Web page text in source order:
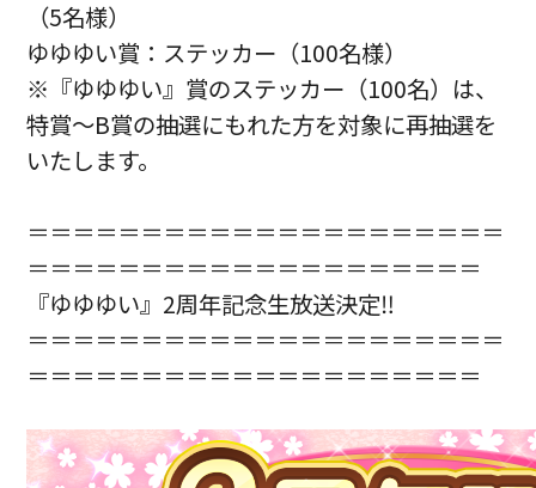
（5名様）
ゆゆゆい賞：ステッカー（100名様）
※『ゆゆゆい』賞のステッカー（100名）は、
特賞～B賞の抽選にもれた方を対象に再抽選を
いたします。
＝＝＝＝＝＝＝＝＝＝＝＝＝＝＝＝＝＝＝＝＝
＝＝＝＝＝＝＝＝＝＝＝＝＝＝＝＝＝＝＝＝
『ゆゆゆい』2周年記念生放送決定‼
＝＝＝＝＝＝＝＝＝＝＝＝＝＝＝＝＝＝＝＝＝
＝＝＝＝＝＝＝＝＝＝＝＝＝＝＝＝＝＝＝＝